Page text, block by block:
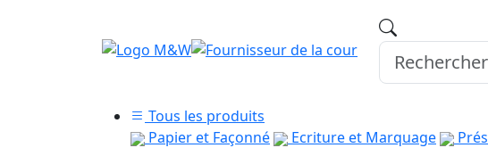
Tous les produits
Papier et Façonné
Ecriture et Marquage